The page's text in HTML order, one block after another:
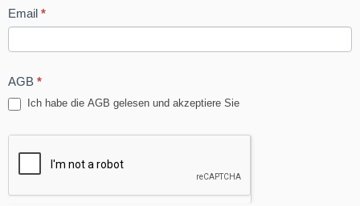
Email *
AGB *
Ich habe die AGB gelesen und akzeptiere Sie